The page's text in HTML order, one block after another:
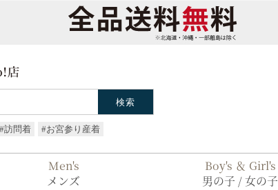
Men's
メンズ
Boy's ＆ Girl's
男の子 / 女の子